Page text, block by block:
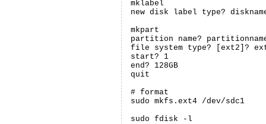
mklabel
new disk label type?
mkpart
partition name?
file system type? [ext2]?
start? 1
end? 128GB
quit
# format
sudo mkfs.ext4 /dev/sdc1
sudo fdisk -l